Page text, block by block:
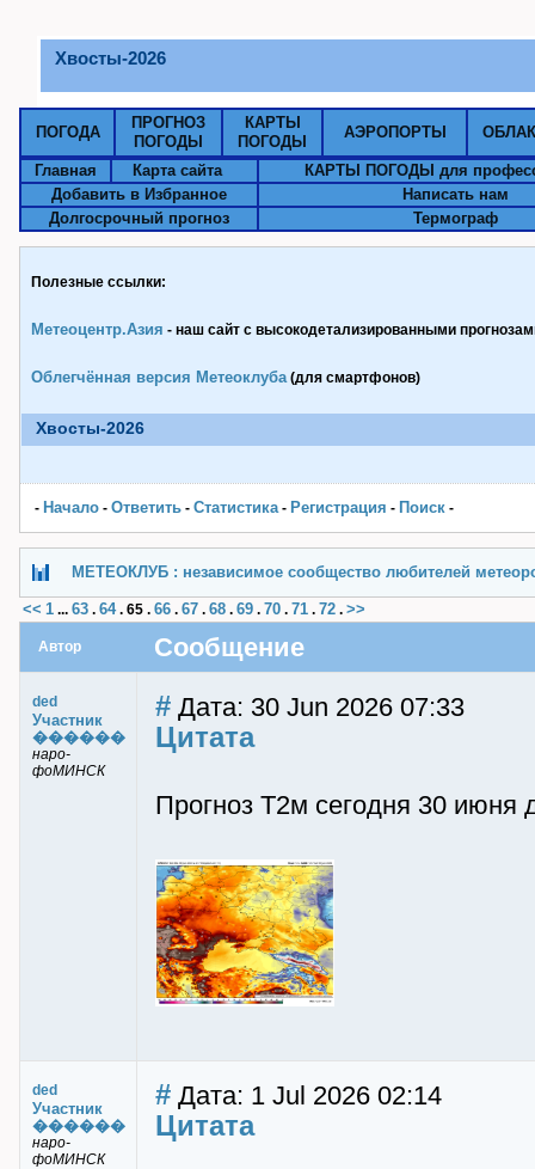
Хвосты-2026
ПОГОДА
ПРОГНОЗ
ПОГОДЫ
КАРТЫ
ПОГОДЫ
АЭРОПОРТЫ
Главная Карта сайта
КАРТЫ ПОГОДЫ для
Добавить в Избранное
Написать нам
Долгосрочный прогноз
Термограф
Полезные ссылки:
Метеоцентр.Азия - наш сайт с высокодетализированными
Облегчённая версия Метеоклуба(для смартфонов)
Хвосты-2026
- Начало - Ответить - Статистика- Pегистрация - Поиск -
МЕТЕОКЛУБ : независимое сообщество любителей
<< 1 ... 63 . 64. 65 . 66 . 67 . 68 . 69 . 70 . 71 . 72 . >>
Автор Сообщение
ded
Участник
������
наро-
фоМИНСК
# Дата: 30 Jun 2026 07:33
Цитата
Прогноз Т2м сегодня 30 июня
ded
Участник
������
наро-
фоМИНСК
# Дата: 1 Jul 2026 02:14
Цитата